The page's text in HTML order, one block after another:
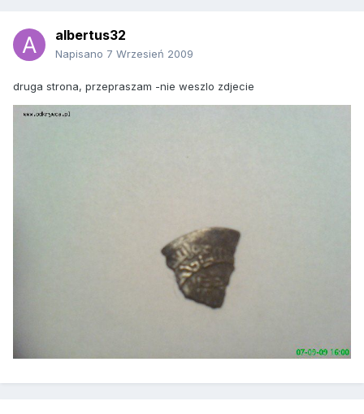
albertus32
Napisano 7 Wrzesień 2009
druga strona, przepraszam -nie weszlo zdjecie